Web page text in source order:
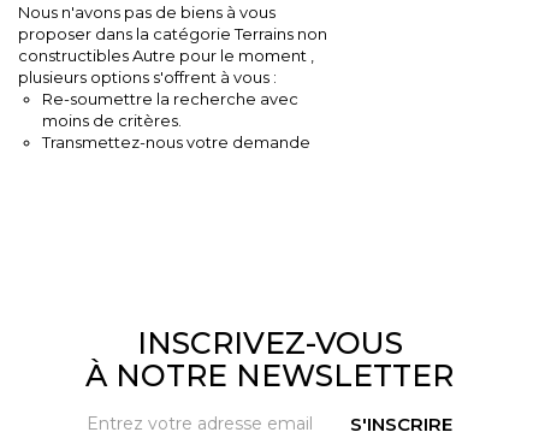
Nous n'avons pas de biens à vous
proposer dans la catégorie Terrains non
constructibles Autre pour le moment ,
plusieurs options s'offrent à vous :
Re-soumettre la recherche avec
moins de critères.
Transmettez-nous votre demande
INSCRIVEZ-VOUS
À NOTRE NEWSLETTER
S'INSCRIRE